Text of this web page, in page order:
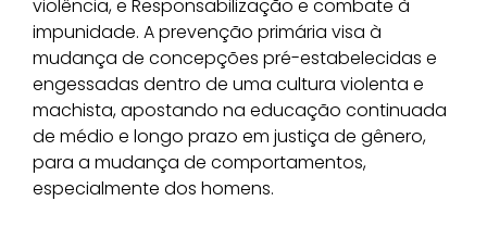
violência, e Responsabilização e combate à
impunidade. A prevenção primária visa à
mudança de concepções pré-estabelecidas e
engessadas dentro de uma cultura violenta e
machista, apostando na educação continuada
de médio e longo prazo em justiça de gênero,
para a mudança de comportamentos,
especialmente dos homens.